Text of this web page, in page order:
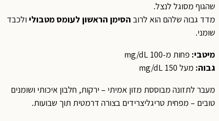
שהגוף מסוגל לנצל.
מדד גבוה שלהם הוא לרוב הסימן הראשון לעומס מטבוליולכבד
שומני.
מיטבי:פחות מ-100 mg/dL
גבוה:מעל 150 mg/dL
מעבר לתזונה מבוססת מזון אמיתי – ירקות, חלבון איכותי ושומנים
טובים – מפחית טריגליצרידים בצורה דרמטית תוך שבועות.